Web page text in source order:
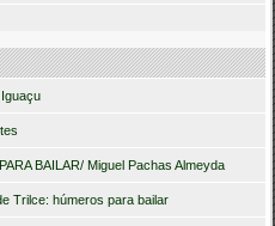
BAILAR/ Miguel Pachas Almeyda
Trilce: húmeros para bailar